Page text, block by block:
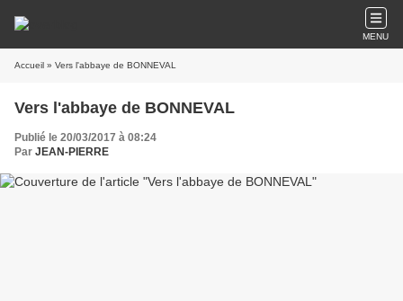
MENU
Accueil » Vers l'abbaye de BONNEVAL
Vers l'abbaye de BONNEVAL
Publié le 20/03/2017 à 08:24
Par JEAN-PIERRE